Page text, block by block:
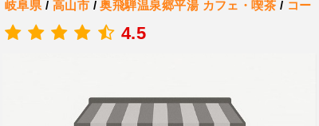
岐阜県 / 高山市 /奥飛騨温泉郷平湯 カフェ・喫茶 / コー
.
4.5